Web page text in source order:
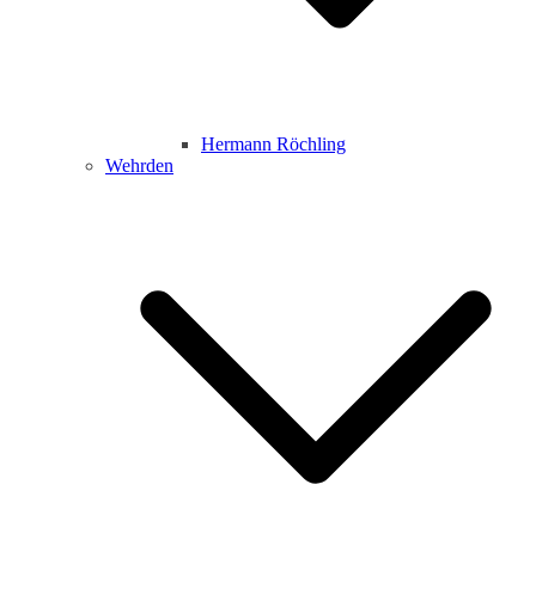
Hermann Röchling
Wehrden